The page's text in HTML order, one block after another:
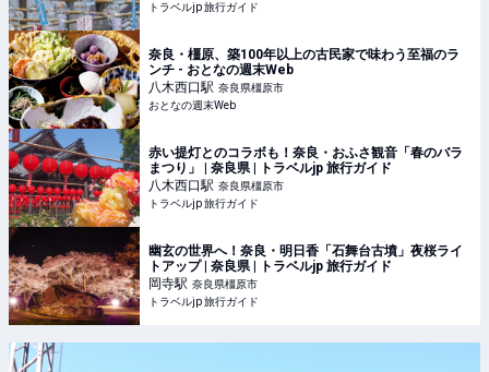
トラベルjp 旅行ガイド
奈良・橿原、築100年以上の古民家で味わう至福のラ
ンチ - おとなの週末Web
八木西口駅 奈良県橿原市
おとなの週末Web
赤い提灯とのコラボも！奈良・おふさ観音「春のバラ
まつり」 | 奈良県 | トラベルjp 旅行ガイド
八木西口駅 奈良県橿原市
トラベルjp 旅行ガイド
幽玄の世界へ！奈良・明日香「石舞台古墳」夜桜ライ
トアップ | 奈良県 | トラベルjp 旅行ガイド
岡寺駅 奈良県橿原市
トラベルjp 旅行ガイド